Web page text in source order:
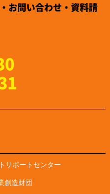
売を、2025年2月10日に開始
et-28.html
お知らせ
ックライト『IDX-550』の販
idx_550/
お知らせ
。
ティセミナー」
報提供」
お問い合わせ・資料請
サポートセンター
創造財団